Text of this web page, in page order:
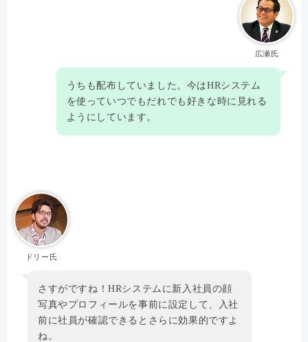
広瀬氏
うちも配布していました。今はHRシステム
を使っていつでもだれでも好きな時に見れる
ようにしています。
ドリー氏
さすがですね！HRシステムに新入社員の顔
写真やプロフィールを事前に設定して、入社
前に社員が確認できるとさらに効果的ですよ
ね。